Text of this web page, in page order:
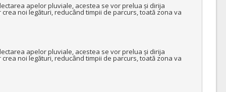
apelor pluviale, acestea se vor prelua și dirija
noi legături, reducând timpii de parcurs, toată zona va
apelor pluviale, acestea se vor prelua și dirija
noi legături, reducând timpii de parcurs, toată zona va